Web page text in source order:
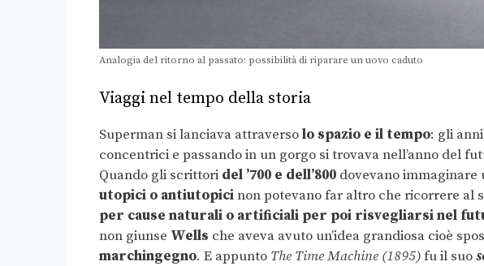
Analogia del ritorno al passato: possibilità di riparare un uovo caduto
Viaggi nel tempo della storia
Superman si lanciava attraversolo spazio e il tempo: gli
concentrici e passando in un gorgo si trovava nell’anno del
Quando gli scrittori del ’700 e dell’800 dovevano
utopici o antiutopicinon potevano far altro che ricorrere al
per cause naturali o artificiali per poi risvegliarsi nel
non giunse Wells che aveva avuto un’idea grandiosa cioè
marchingegno. E appunto The Time Machine (1895)fu il suo